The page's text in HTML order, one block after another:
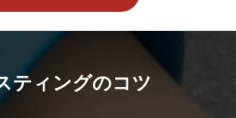
ティングのコツ